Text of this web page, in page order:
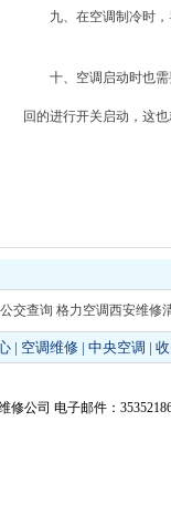
九、在空调制冷时，
十、空调启动时也需
回的进行开关启动，这
交查询 格力空调西安维修
| 空调维修| 中央空调 |
修公司 电子邮件：